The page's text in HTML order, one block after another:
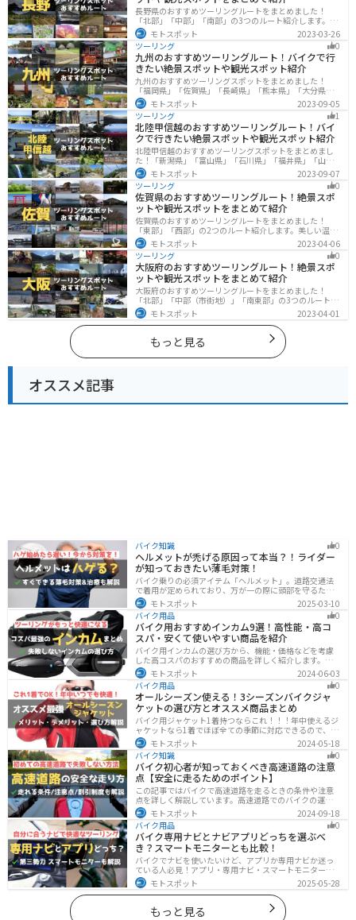
長野県のおすすめツーリングルートをまとめました！
「北部」「中部」「南部」の3つのルート紹介します。諏
訪湖やビーナスラインのような全国でも有名なツーリン
グスポットが多数あります。バイクで長野県にツーリン
グに行く際は参考にしてください。
モトスポット
2023-03-26
ツーリング
0
九州のおすすめツーリングルート！バイクで行
きたい絶景スポットや観光スポット紹介
九州のおすすめツーリングスポットをまとめました！
「福岡県」「佐賀県」「長崎県」「熊本県」「大分県」
「宮崎都」「鹿児島県」の各県の観光地紹介します。自
然豊かな山々や湖、温泉地が点在し、四季折々の景色を
楽しめるスポットが多数あります。バイクで九州にツー
リングに行く際は参考にしてください。
モトスポット
2023-09-05
ツーリング
1
北陸甲信越のおすすめツーリングルート！バイ
クで行きたい絶景スポットや観光スポット紹介
北陸甲信越のおすすめツーリングスポットをまとめまし
た！「新潟県」「富山県」「石川県」「福井県」「山梨
県」「長野県」の各県の観光地紹介します。自然豊かな
山々や湖、温泉地が点在し、四季折々の景色を楽しめる
スポットが多数あります。バイクで北陸甲信越にツーリ
ングに行く際は参考にしてください。
モトスポット
2023-09-07
ツーリング
0
佐賀県のおすすめツーリングルート！絶景スポ
ットや観光スポットをまとめて紹介
佐賀県のおすすめツーリングルートをまとめました！
「東部」「西部」の2つのルート紹介します。美しい温泉
地や古墳群、歴史ある城や神社仏閣など、バイクツーリ
ングに適したスポットが多数存在し、様々な楽しみ方が
できます。バイクで佐賀県にツーリングに行く際は参考
にしてください。
モトスポット
2023-04-06
ツーリング
0
大阪府のおすすめツーリングルート！絶景スポ
ットや観光スポットをまとめて紹介
大阪府のおすすめツーリングルートをまとめました！
「北部」「中部（市街地）」「南東部」の3つのルート紹
介します。歴史と近代が融合した魅力的なエリアで様々
な楽しみ方ができます。バイクで大阪府にツーリングに
行く際は参考にしてください。
モトスポット 2023-04-01
もっと見る
オススメ記事
バイク知識 0
ヘルメットが禿げる原因って本当？！ライダー
が知っておきたい薄毛対策！
バイク乗りの必須アイテム「ヘルメット」。道路交通法
で着用が定められており、万が一の際に頭部を守るため
に被るものです。しかし、「ヘルメットが原因で禿げた
らどうしよう」と心配しているライダーもいるのではな
いでしょうか。ライダーヘルメットが禿げる原因になる
って本当かな・・・ライダーバイクには乗りたいけど抜
け毛が増えたら困る！ライダーツーリング後に髪のボリ
ュームが減った気がするけど、蒸れは禿げる原因にな
る？今回はこのような疑問、お悩みにお答えしていきま
す。薄毛が気になるライダーの方はぜひ最後までご覧く
ださい。モトスポットヘルメットで禿げ
モトスポット
2025-03-10
バイク用品
0
バイク用おすすめインカム9選！高性能・高コ
スパ・安くて使いやすい商品を紹介
バイク用インカムの選び方から、機能・価格などを考慮
した高コスパのおすすめの商品を詳しく紹介します。初
心者からベテランライダーまで、マスツーやソロツーに
適した最適なインカムを見つけるための参考にしてくだ
さい。
モトスポット
2024-06-03
バイク用品
0
オールシーズン使える！3シーズンバイクジャ
ケットの選び方とオススメ商品まとめ
バイク用ジャケット1着持つならこれ！！！年中使えるジ
ャケットなら1着でほぼ全ての季節に対応できるので、出
費も抑えられます。真夏や真冬など極端な季節に乗る場
合は専用ジャケットがあるとより快適になるのでツーリ
ングスタイルに合わせて検討してください。
モトスポット
2024-05-18
バイク知識
0
バイク初心者が知っておくべき高速道路の注意
点【安全に走るためのポイント】
この記事ではバイクで高速道路を走るときの条件や注意
点を詳しく解説しています。高速道路でのバイクの運転
に不安を感じていませんか？実は安全に運転するには、
走行条件や注意点を正しく理解することが大切です。高
速道路でも安全にバイクの運転を楽しむ方法を紹介しま
す！
モトスポット
2024-09-18
バイク用品
0
バイク専用ナビとナビアプリどっちを選ぶべ
き？スマートモニターとも比較！
バイクでナビを使いたいけど、アプリか専用ナビか迷っ
ている人必見！アプリ・専用ナビ・スマートモニターの
メリット、デメリット、どんな人にオススメなのかを解
説します。自分に合ったナビを見つけて快適なツーリン
グライフを送りましょう！
モトスポット 2025-05-28
もっと見る